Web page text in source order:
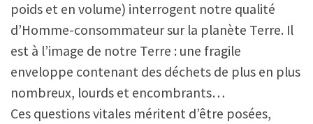
poids et en volume) interrogent notre qualité
d’Homme-consommateur sur la planète Terre. Il
est à l’image de notre Terre : une fragile
enveloppe contenant des déchets de plus en plus
nombreux, lourds et encombrants…
Ces questions vitales méritent d’être posées,